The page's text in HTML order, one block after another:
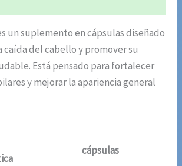
un suplemento en cápsulas diseñado
caída del cabello y promover su
Está pensado para fortalecer
y mejorar la apariencia general
cápsulas